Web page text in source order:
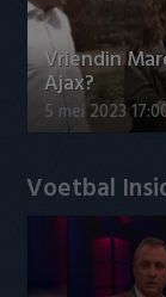
Vriendin
Ajax?
5 mei 2023
Voetbal